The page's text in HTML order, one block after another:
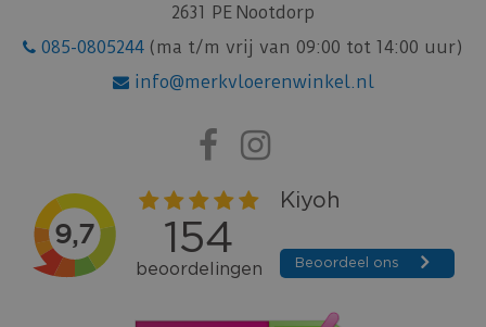
2631 PE Nootdorp
085-0805244 (ma t/m vrij van 09:00 tot 14:00 uur)
info@merkvloerenwinkel.nl